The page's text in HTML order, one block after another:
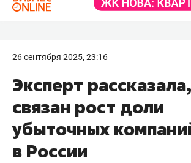
26 сентября 2025, 23:16
Эксперт
связан рост доли
убыточных
в России